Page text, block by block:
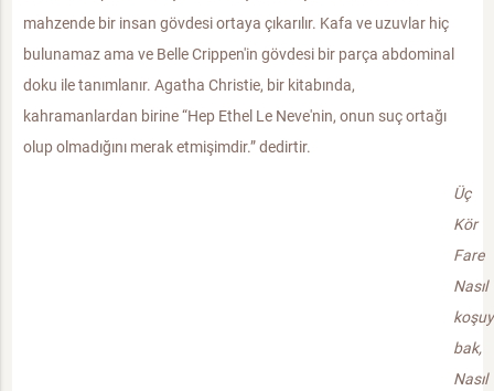
mahzende bir insan gövdesi ortaya çıkarılır. Kafa ve uzuvlar hiç
bulunamaz ama ve Belle Crippen'in gövdesi bir parça abdominal
doku ile tanımlanır. Agatha Christie, bir kitabında,
kahramanlardan birine “Hep Ethel Le Neve'nin, onun suç ortağı
olup olmadığını merak etmişimdir.” dedirtir.
Üç
Kör
Fare
Nasıl
bak,
Nasıl